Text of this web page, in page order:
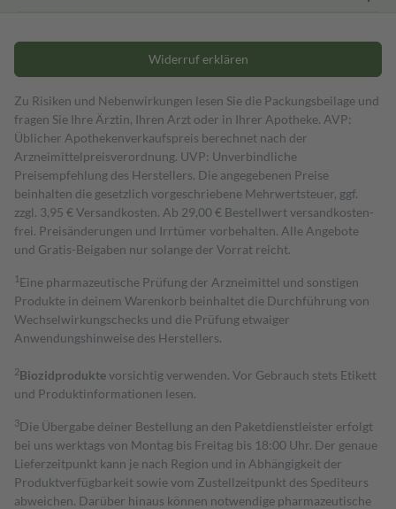
Widerruf erklären
Zu Risiken und Nebenwirkungen lesen Sie die Packungsbeilage und
fragen Sie Ihre Ärztin, Ihren Arzt oder in Ihrer Apotheke. AVP:
Üblicher Apothekenverkaufspreis berechnet nach der
Arzneimittelpreisverordnung. UVP: Unverbindliche
Preisempfehlung des Herstellers. Die angegebenen Preise
beinhalten die gesetzlich vorgeschriebene Mehrwertsteuer, ggf.
zzgl. 3,95 € Versandkosten. Ab 29,00 € Bestell­wert versand­kosten­
frei. Preisänderungen und Irrtümer vorbehalten. Alle Angebote
und Gratis-Beigaben nur solange der Vorrat reicht.
1 Eine pharmazeutische Prüfung der Arzneimittel und sonstigen
Produkte in deinem Warenkorb beinhaltet die Durchführung von
Wechselwirkungschecks und die Prüfung etwaiger
Anwendungshinweise des Herstellers.
2Biozidproduktevorsichtig verwenden. Vor Gebrauch stets Etikett
und Produktinformationen lesen.
3Die Übergabe deiner Bestellung an den Paketdienstleister erfolgt
bei uns werktags von Montag bis Freitag bis 18:00 Uhr. Der genaue
Lieferzeitpunkt kann je nach Region und in Abhängigkeit der
Produktverfügbarkeit sowie vom Zustellzeitpunkt des Spediteurs
abweichen. Darüber hinaus können notwendige pharmazeutische